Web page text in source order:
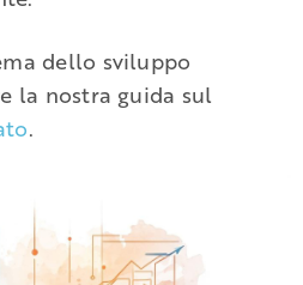
dello sviluppo
la nostra guida sul
.